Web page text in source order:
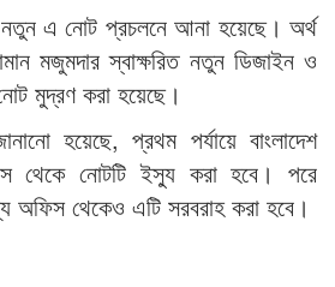
নতুন এ নোট প্রচলনে আনা হয়েছে। অর্থ
মজুমদার স্বাক্ষরিত নতুন ডিজাইন ও
মুদ্রণ করা হয়েছে।
হয়েছে, প্রথম পর্যায়ে বাংলাদেশ
থেকে নোটটি ইস্যু করা হবে। পরে
অফিস থেকেও এটি সরবরাহ করা হবে।